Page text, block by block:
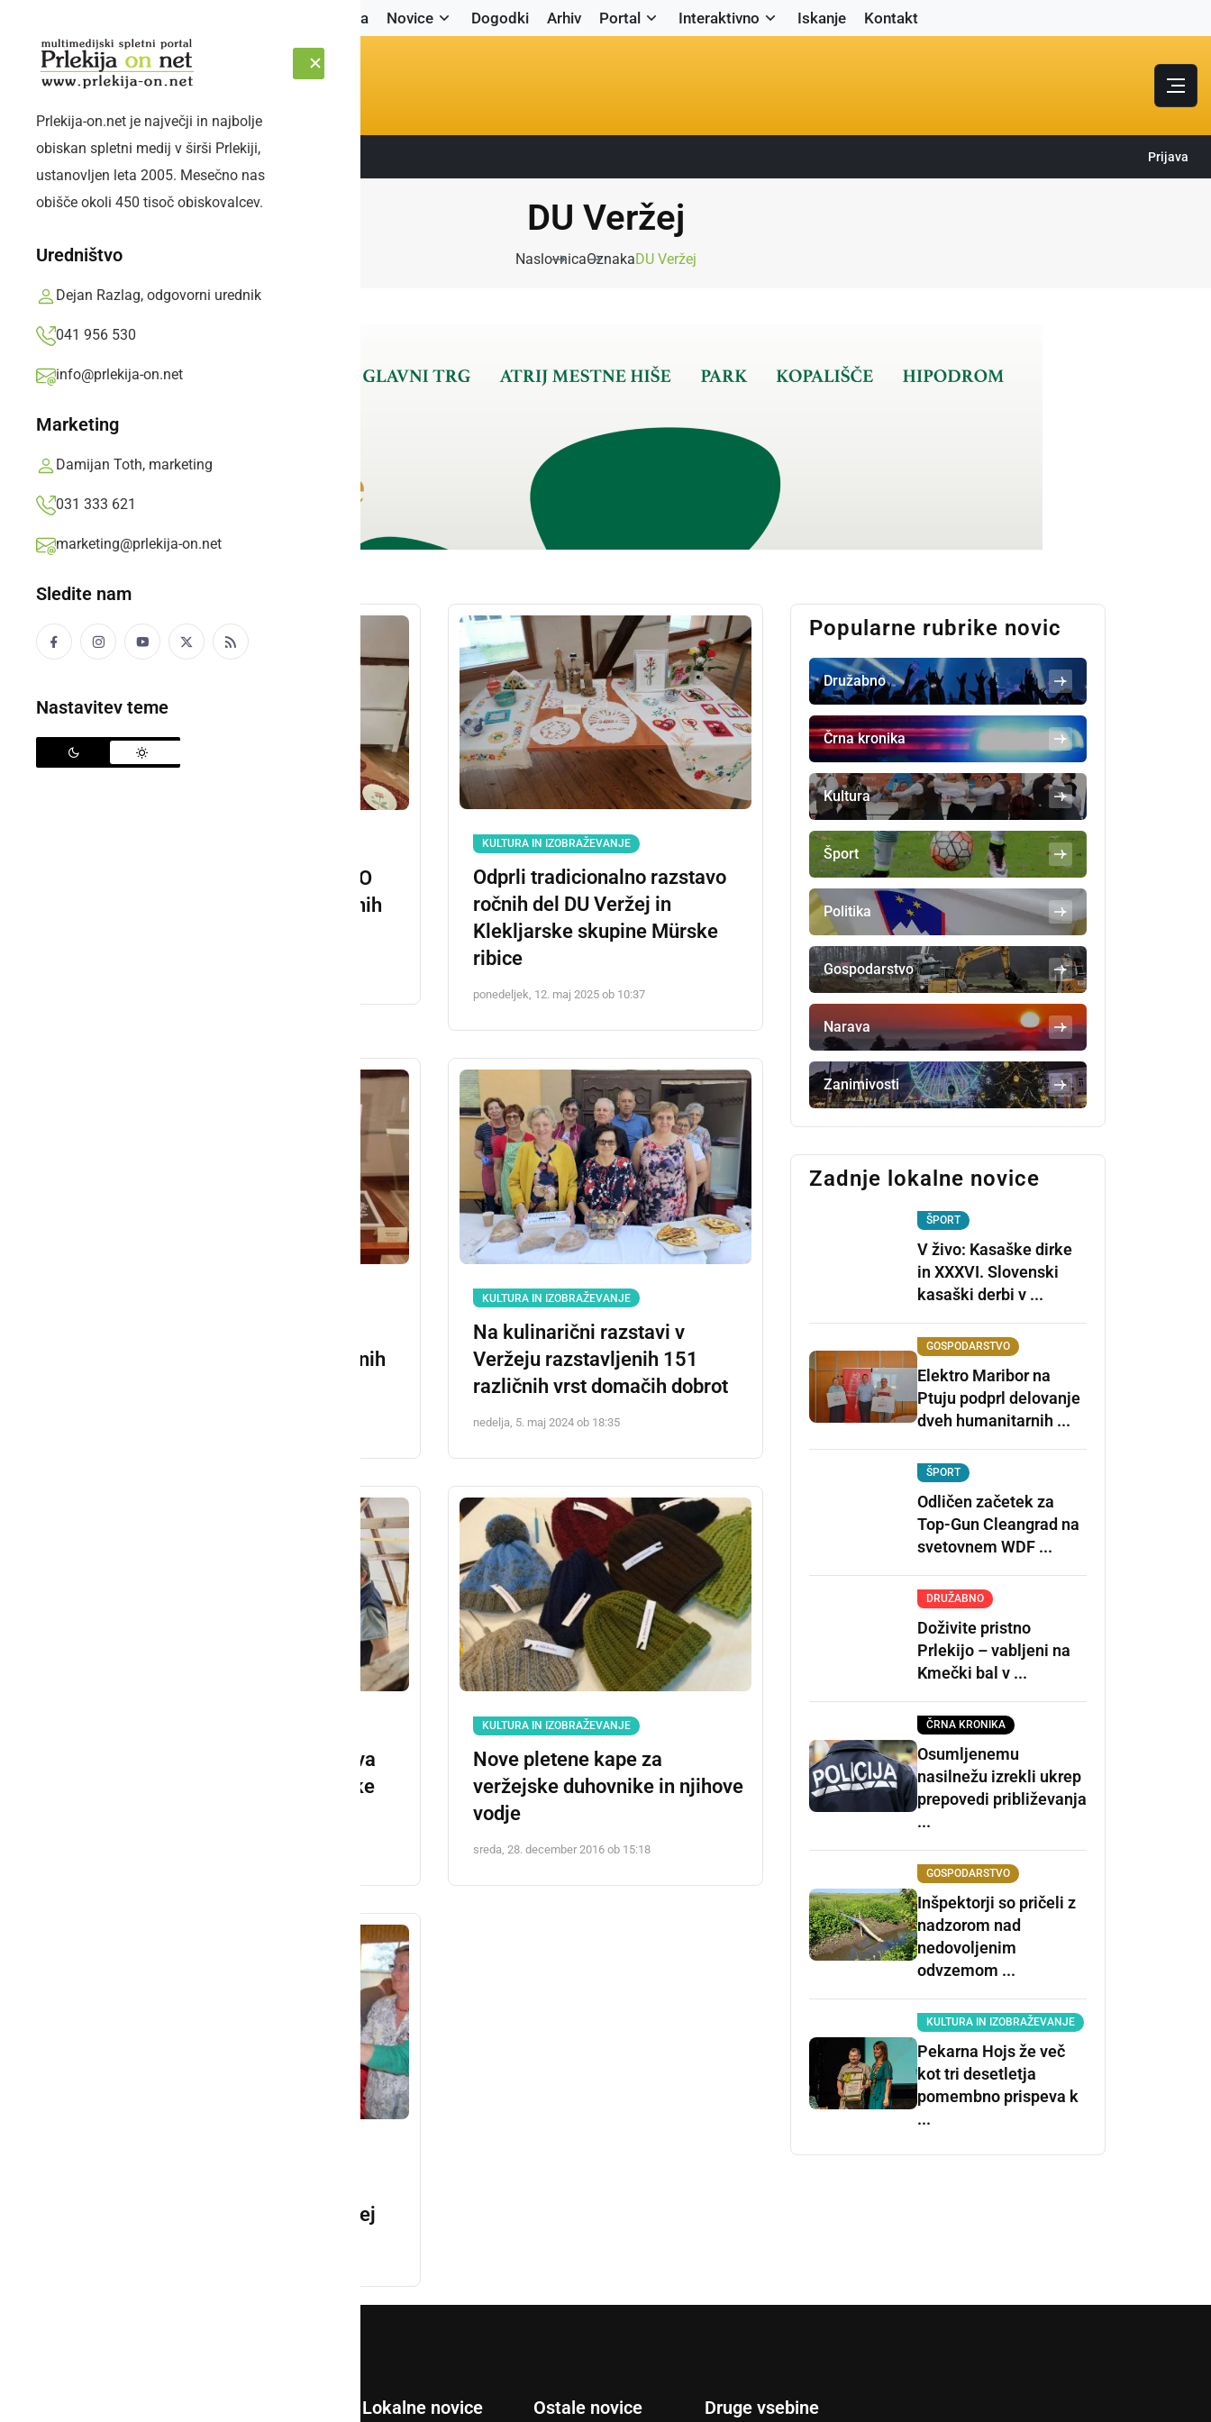
Naslovnica Novice Dogodki Arhiv Portal Interaktivno Iskanje Kontakt
SOBOTA, 8. AVGUST 2026 Sledite nam: Prijava
Prlekija-on.net je največji in najbolje
obiskan spletni medij v širši Prlekiji,
ustanovljen leta 2005. Mesečno nas
obišče okoli 450 tisoč obiskovalcev.
Uredništvo
Dejan Razlag, odgovorni urednik
041 956 530
info@prlekija-on.net
Marketing
Damijan Toth, marketing
031 333 621
marketing@prlekija-on.net
Sledite nam
Nastavitev teme
DU Veržej
NaslovnicaOznakaDU Veržej
V Rokodelskem centru DUO
Veržej odprli razstavo ročnih
KULTURA IN IZOBRAŽEVANJE
Odprli tradicionalno razstavo
ročnih del DU Veržej in
Klekljarske skupine Mürske
ribice
ponedeljek, 12. maj 2025 ob 10:37
tradicionalna razstava ročnih
KULTURA IN IZOBRAŽEVANJE
Na kulinarični razstavi v
Veržeju razstavljenih 151
različnih vrst domačih dobrot
nedelja, 5. maj 2024 ob 18:35
V Veržeju na ogled razstava
ročnih del klekljaric Mürske
KULTURA IN IZOBRAŽEVANJE
Nove pletene kape za
veržejske duhovnike in njihove
vodje
sreda, 28. december 2016 ob 15:18
Društva upokojencev Veržej
Popularne rubrike novic
Družabno
Črna kronika
Kultura
Šport
Politika
Gospodarstvo
Narava
Zanimivosti
Zadnje lokalne novice
ŠPORT
V živo: Kasaške dirke
in XXXVI. Slovenski
kasaški derbi v ...
GOSPODARSTVO
Elektro Maribor na
Ptuju podprl delovanje
dveh humanitarnih ...
ŠPORT
Odličen začetek za
Top-Gun Cleangrad na
svetovnem WDF ...
DRUŽABNO
Doživite pristno
Prlekijo – vabljeni na
Kmečki bal v ...
ČRNA KRONIKA
Osumljenemu
nasilnežu izrekli ukrep
prepovedi približevanja
...
GOSPODARSTVO
Inšpektorji so pričeli z
nadzorom nad
nedovoljenim
odvzemom ...
KULTURA IN IZOBRAŽEVANJE
Pekarna Hojs že več
kot tri desetletja
pomembno prispeva k
...
Lokalne novice Ostale novice Druge vsebine